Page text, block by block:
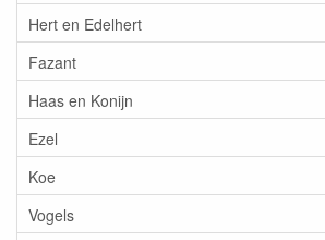
Hert en Edelhert
Fazant
Haas en Konijn
Ezel
Koe
Vogels